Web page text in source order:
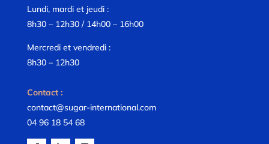
Lundi, mardi et jeudi :
8h30 – 12h30 / 14h00 – 16h00
Mercredi et vendredi :
8h30 – 12h30
Contact :
contact@sugar-international.com
04 96 18 54 68